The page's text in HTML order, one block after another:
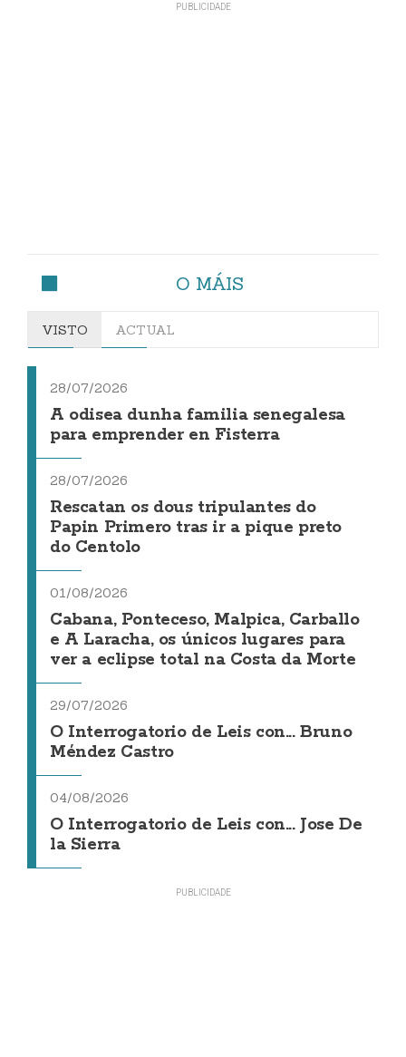
O MÁIS
VISTO ACTUAL
28/07/2026
A odisea dunha familia senegalesa
para emprender en Fisterra
28/07/2026
Rescatan os dous tripulantes do
Papin Primero tras ir a pique preto
do Centolo
01/08/2026
Cabana, Ponteceso, Malpica, Carballo
e A Laracha, os únicos lugares para
ver a eclipse total na Costa da Morte
29/07/2026
O Interrogatorio de Leis con... Bruno
Méndez Castro
04/08/2026
O Interrogatorio de Leis con... Jose De
la Sierra